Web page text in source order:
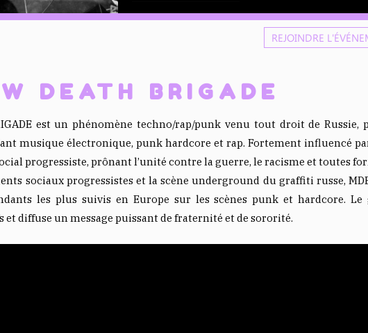
REJOINDRE
DEATH BRIGADE
est un phénomène techno/rap/punk venu tout droit de
musique électronique, punk hardcore et rap. Fortement influencé
progressiste, prônant l’unité contre la guerre, le racisme et toutes
sociaux progressistes et la scène underground du graffiti russe,
les plus suivis en Europe sur les scènes punk et hardcore. Le
diffuse un message puissant de fraternité et de sororité.